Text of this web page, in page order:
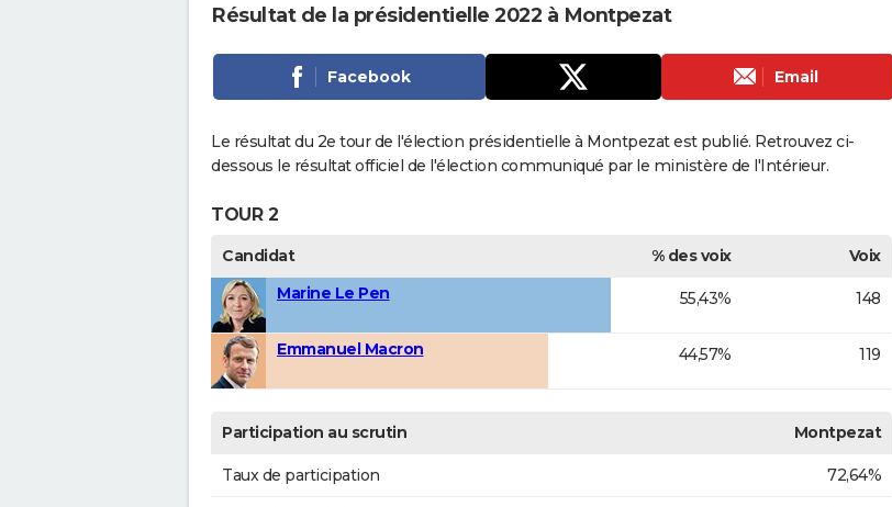
Résultat de la présidentielle 2022 à Montpezat
Facebook Email
Le résultat du 2e tour de l'élection présidentielle à Montpezat est publié. Retrouvez ci-
dessous le résultat officiel de l'élection communiqué par le ministère de l'Intérieur.
TOUR 2
Candidat % des voix
Voix
Marine Le Pen
55,43% 148
Emmanuel Macron 44,57% 119
Participation au scrutin Montpezat
Taux de participation 72,64%